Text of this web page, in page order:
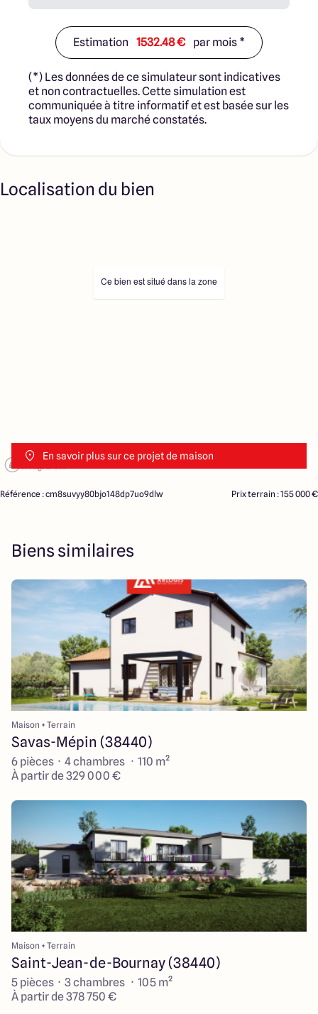
Estimation 1532.48 € par mois *
(*) Les données de ce simulateur sont indicatives
et non contractuelles. Cette simulation est
communiquée à titre informatif et est basée sur les
taux moyens du marché constatés.
Localisation du bien
En savoir plus sur ce projet de maison
Ce bien est situé dans la zone
Référence : cm8suvyy80bjo148dp7uo9dlw Prix terrain : 155 000 €
Biens similaires
Maison + Terrain
Savas-Mépin (38440)
6 pièces · 4 chambres · 110 m²
À partir de 329 000 €
Maison + Terrain
Saint-Jean-de-Bournay (38440)
5 pièces · 3 chambres · 105 m²
À partir de 378 750 €